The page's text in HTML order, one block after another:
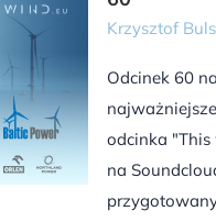
Krzysztof
Odcinek 60
odcinka "This
na